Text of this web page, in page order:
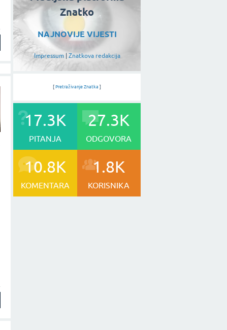
Znatko
NAJNOVIJE VIJESTI
Impressum| Znatkova redakcija
[ Pretraživanje Znatka ]
17.3K
PITANJA
27.3K
ODGOVORA
10.8K
KOMENTARA
1.8K
KORISNIKA